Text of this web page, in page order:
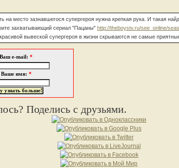
на место зазнавшегося супергероя нужна крепкая рука. И такая
захватывающий сериал "Пацаны" http://theboystv.ru/see_online/
вывеской супергероя в жизни скрываются не самые
Ваш e-mail: *
Ваше имя: *
Поделись с друзьями.